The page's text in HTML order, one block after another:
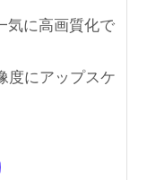
気に高画質化で
度にアップスケ